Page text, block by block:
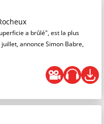
a brûlé", est la plus
annonce Simon Babre,